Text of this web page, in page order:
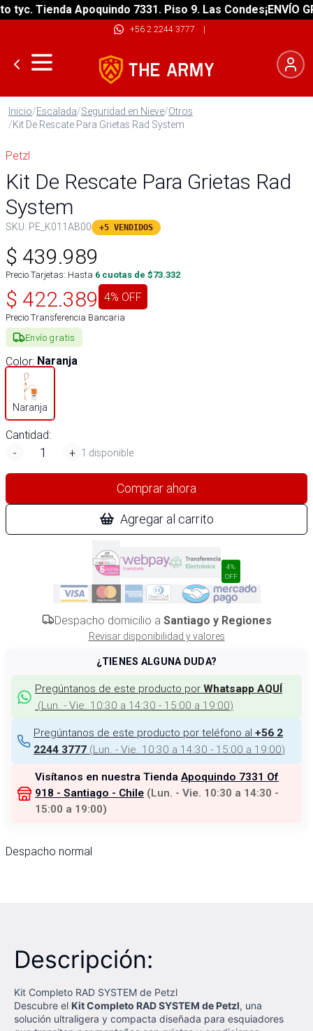
Tienda Apoquindo 7331. Piso 9. Las Condes¡ENVÍO
+56 2 2244 3777 |
Inicio/Escalada/Seguridad en Nieve/Otros
/Kit De Rescate Para Grietas Rad System
Petzl
Kit De Rescate Para Grietas Rad
System
SKU: PE_K011AB00 +5 VENDIDOS
$ 439.989
Precio Tarjetas: Hasta 6 cuotas de $73.332
$ 422.389 4% OFF
Precio Transferencia Bancaria
Envío gratis
Color: Naranja
Naranja
Cantidad:
-
+ 1 disponible
Comprar ahora
Agregar al carrito
4%
OFF
Despacho domicilio a Santiago y Regiones
Revisar disponibilidad y valores
¿TIENES ALGUNA DUDA?
Pregúntanos de este producto por Whatsapp AQUÍ
(Lun. - Vie. 10:30 a 14:30 - 15:00 a 19:00)
Pregúntanos de este producto por teléfono al +56 2
2244 3777 (Lun. - Vie. 10:30 a 14:30 - 15:00 a 19:00)
Visítanos en nuestra Tienda Apoquindo 7331 Of
918 - Santiago - Chile (Lun. - Vie. 10:30 a 14:30 -
15:00 a 19:00)
Despacho normal
Descripción:
Kit Completo RAD SYSTEM de Petzl
Descubre el Kit Completo RAD SYSTEM de Petzl, una
solución ultraligera y compacta diseñada para esquiadores